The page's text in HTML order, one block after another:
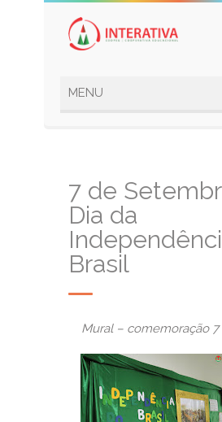
7 de
Dia da
Brasil
Mural – comemoração